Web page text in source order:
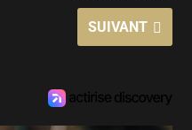
SUIVANT